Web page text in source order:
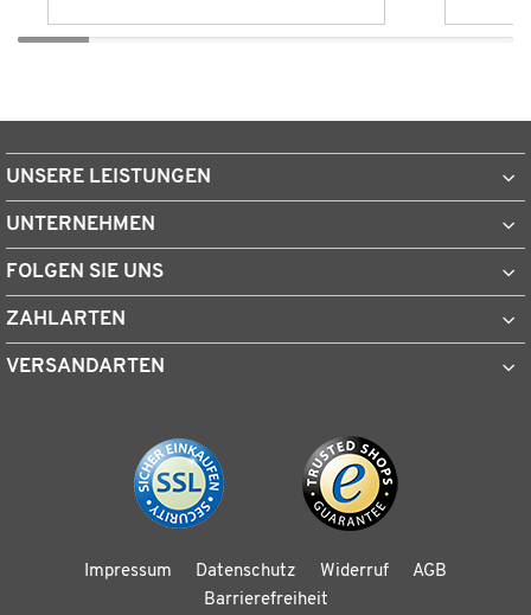
UNSERE LEISTUNGEN
UNTERNEHMEN
FOLGEN SIE UNS
ZAHLARTEN
VERSANDARTEN
Impressum Datenschutz Widerruf
AGB
Barrierefreiheit